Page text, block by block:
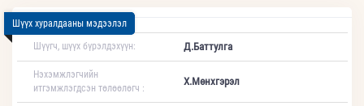
Шүүх хуралдааны мэдээлэл
Шүүгч, шүүх бүрэлдэхүүн:
Д.Баттулга
Нэхэмжлэгчийн
итгэмжлэгдсэн төлөөлөгч :
Х.Мөнхгэрэл